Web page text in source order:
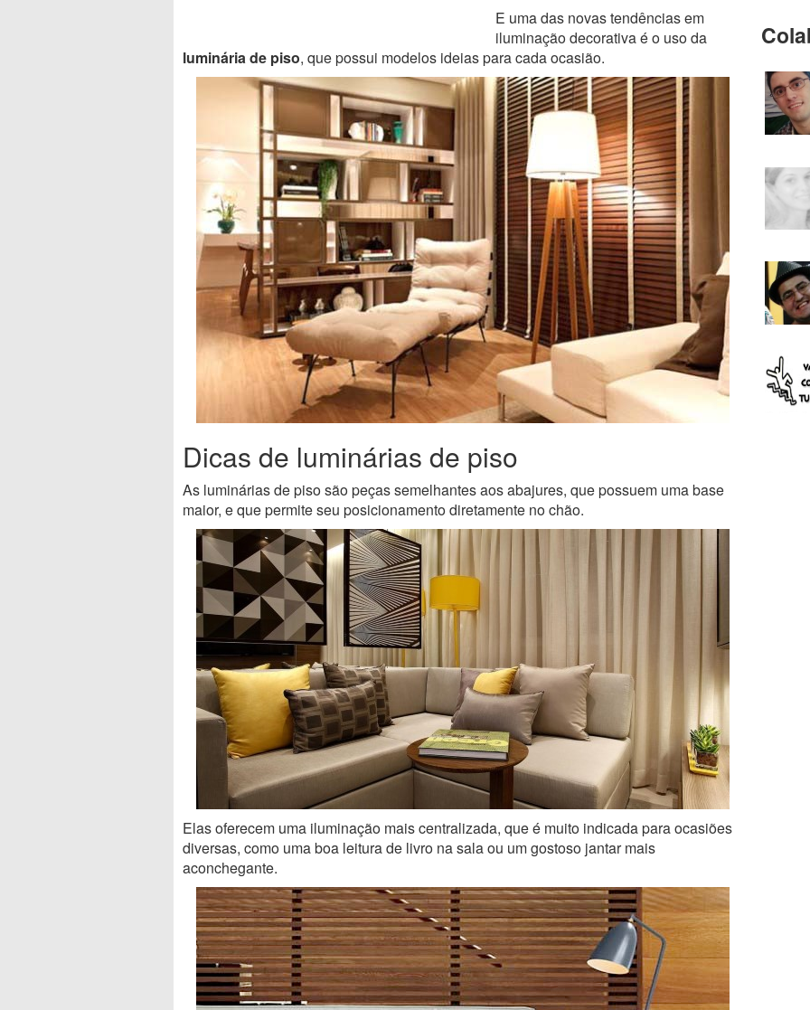
E uma das novas tendências em
iluminação decorativa é o uso da
luminária de piso, que possui modelos ideias para cada ocasião.
Dicas de luminárias de piso
As luminárias de piso são peças semelhantes aos abajures, que possuem uma base
maior, e que permite seu posicionamento diretamente no chão.
Elas oferecem uma iluminação mais centralizada, que é muito indicada para ocasiões
diversas, como uma boa leitura de livro na sala ou um gostoso jantar mais
aconchegante.